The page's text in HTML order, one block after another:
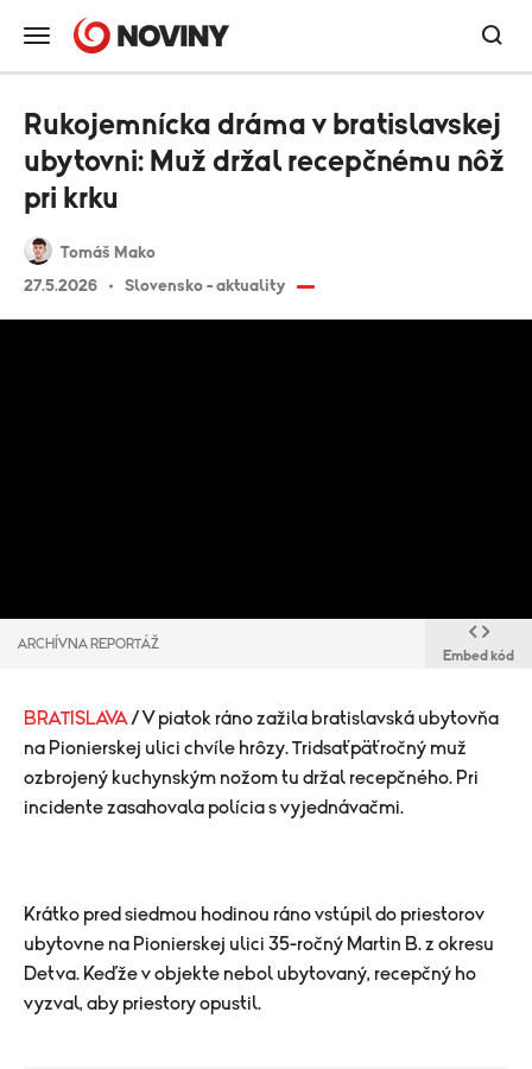
Tomáš Mako
27.5.2026
Slovensko - aktuality
Rukojemnícka dráma v bratislavskej
ubytovni: Muž držal recepčnému nôž
pri krku
ARCHÍVNA REPORTÁŽ
Embed kód
BRATISLAVA / V piatok ráno zažila bratislavská ubytovňa
na Pionierskej ulici chvíle hrôzy. Tridsaťpäťročný muž
ozbrojený kuchynským nožom tu držal recepčného. Pri
incidente zasahovala polícia s vyjednávačmi.
Krátko pred siedmou hodinou ráno vstúpil do priestorov
ubytovne na Pionierskej ulici 35-ročný Martin B. z okresu
Detva. Keďže v objekte nebol ubytovaný, recepčný ho
vyzval, aby priestory opustil.